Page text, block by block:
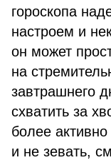
гороскопа
настроем и
он может
на
завтрашнего
схватить за
более
и не зевать,